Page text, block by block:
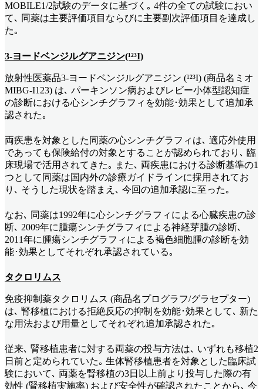
MOBILE1/2試験のデータに基づく｡ 4件の全ての試験におい
て､ 同薬は主要評価項目ならびに主要副次評価項目を達成し
た｡
3-ヨードベンジルグアニジン(¹²³I)
放射性医薬品3-ヨードベンジルグアニジン (¹²³I) (商品名ミオ
MIBG-I123) は､ パーキンソン病およびレビー小体型認知症
の診断における心シンチグラフィを効能･効果として追加承
認された｡
両疾患を対象とした同薬の心シンチグラフィは､ 適応外使用
であっても保険給付の対象とすることが認められており､ 臨
床現場で活用されてきた｡ また､ 両疾患における診断基準の1
つとして同薬は国内外の診療ガイドラインに採用されてお
り､ そうした現状を踏まえ､ 今回の追加承認に至った｡
なお､ 同薬は1992年に心シンチグラフィによる心臓疾患の診
断､ 2009年に腫瘍シンチグラフィによる神経芽腫の診断､
2011年に腫瘍シンチグラフィによる褐色細胞腫の診断を効
能･効果としてそれぞれ承認されている｡
タクロリムス
免疫抑制薬タクロリムス (商品名プログラフ/グラセプター)
は､ 腎移植における拒絶反応の抑制を効能･効果として､ 新た
な用法および用量としてそれぞれ追加承認された｡
従来､ 腎移植患者に対する両薬の投与方法は､ いずれも移植2
日前と定められていた｡ 生体腎移植患者を対象とした臨床試
験において､ 両薬を腎移植の3日以上前より投与した際の有
効性 (腎移植実施率) および安全性が確認されたことから､ 今